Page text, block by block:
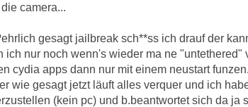
camera...
gesagt jailbreak sch**ss ich drauf der
nur noch wenn's wieder ma ne "untethered"
cydia apps dann nur mit einem neustart
wie gesagt jetzt läuft alles verquer und ich
(kein pc) und b.beantwortet sich da ja